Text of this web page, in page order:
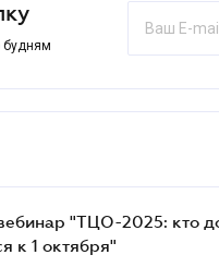
будням
"ТЦО-2025: кто
к 1 октября"